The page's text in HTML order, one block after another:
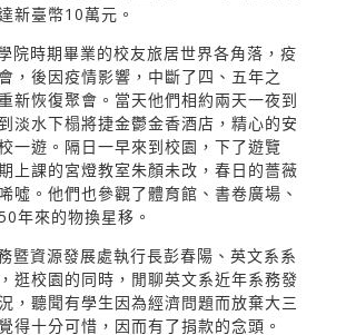
新臺幣10萬元。
院時期畢業的校友旅居世界各角落，疫
，後因疫情影響，中斷了四、五年之
新恢復聚會。當天他們相約兩天一夜到
淡水下榻將捷金鬱金香酒店，精心的安
一遊。隔日一早來到校園，下了遊覽
上課的宮燈教室朱顏未改，春日的薔薇
噓。他們也參觀了體育館、書卷廣場、
年來的物換星移。
暨資源發展處執行長彭春陽、英文系系
逛校園的同時，閒聊英文系近年系務發
，聽聞有學生因為經濟問題而放棄大三
得十分可惜，因而有了捐款的念頭。